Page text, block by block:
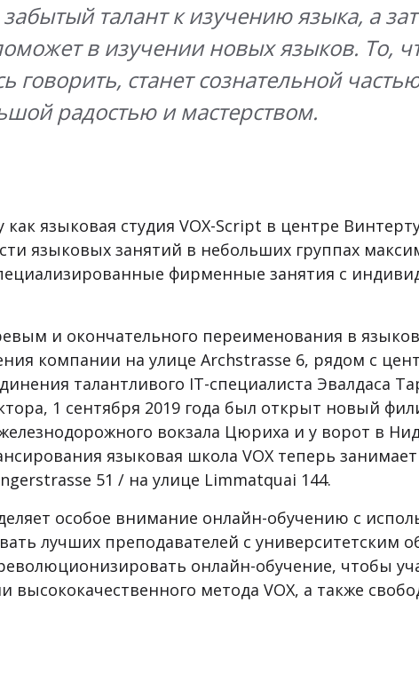
талант к изучению языка, а
в изучении новых языков. То,
говорить, станет сознательной
радостью и мастерством.
языковая студия VOX-Script в центре
языковых занятий в небольших группах
фирменные занятия с
и окончательного переименования в
компании на улице Archstrasse 6, рядом с
талантливого IT-специалиста Эвалдаса
1 сентября 2019 года был открыт новый
вокзала Цюриха и у ворот в
языковая школа VOX теперь
51 / на улице Limmatquai 144.
особое внимание онлайн-обучению с
лучших преподавателей с университетским
онлайн-обучение, чтобы
метода VOX, а также